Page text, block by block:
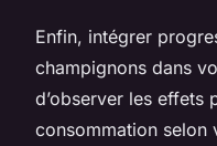
Enfin, intégrer
champignons dans
d’observer les effets
consommation selon